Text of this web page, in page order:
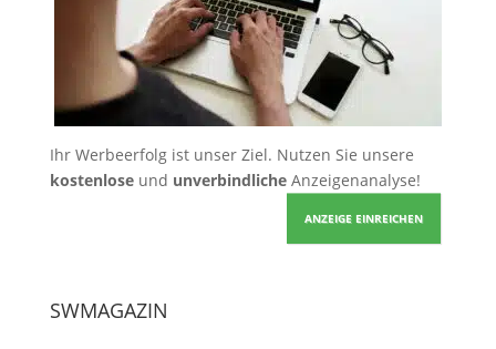
Ihr Werbeerfolg ist unser Ziel. Nutzen Sie unsere
kostenloseund unverbindlicheAnzeigenanalyse!
ANZEIGE EINREICHEN
SWMAGAZIN